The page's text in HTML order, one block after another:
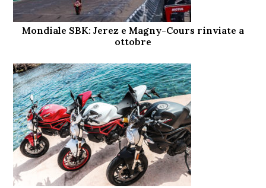
Mondiale SBK: Jerez e Magny-Cours rinviate a
ottobre